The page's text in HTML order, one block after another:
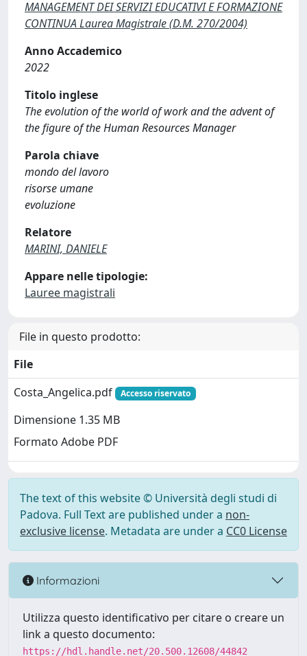
MANAGEMENT DEI SERVIZI EDUCATIVI E FORMAZIONE
CONTINUA Laurea Magistrale (D.M. 270/2004)
Anno Accademico
2022
Titolo inglese
The evolution of the world of work and the advent of
the figure of the Human Resources Manager
Parola chiave
mondo del lavoro
risorse umane
evoluzione
Relatore
MARINI, DANIELE
Appare nelle tipologie:
Lauree magistrali
File in questo prodotto:
File
Costa_Angelica.pdf
Accesso riservato
Dimensione 1.35 MB
Formato Adobe PDF
The text of this website © Università degli studi di
Padova. Full Text are published under a non-
exclusive license. Metadata are under a CC0 License
Informazioni
Utilizza questo identificativo per citare o creare un
link a questo documento:
https://hdl.handle.net/20.500.12608/44842